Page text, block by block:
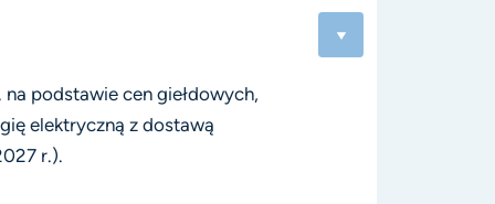
na podstawie cen giełdowych,
elektryczną z dostawą
r.).